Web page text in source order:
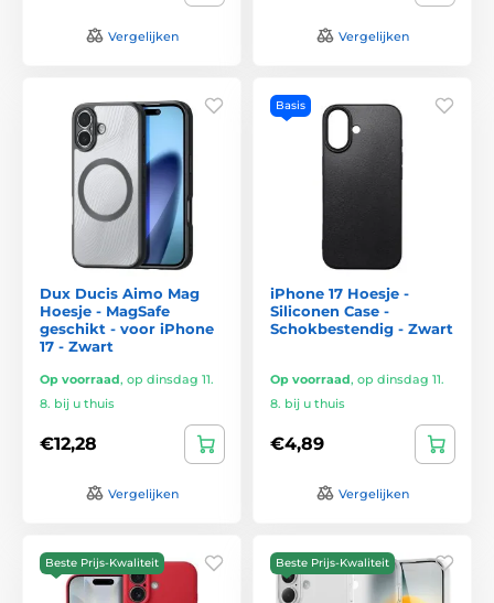
Vergelijken Vergelijken
Dux Ducis Aimo Mag
Hoesje - MagSafe
geschikt - voor iPhone
17 - Zwart
Op voorraad, op dinsdag 11.
8. bij u thuis
€12,28
Vergelijken
Basis
iPhone 17 Hoesje -
Siliconen Case -
Schokbestendig - Zwart
Op voorraad, op dinsdag 11.
8. bij u thuis
€4,89
Vergelijken
Beste Prijs-Kwaliteit Beste Prijs-Kwaliteit